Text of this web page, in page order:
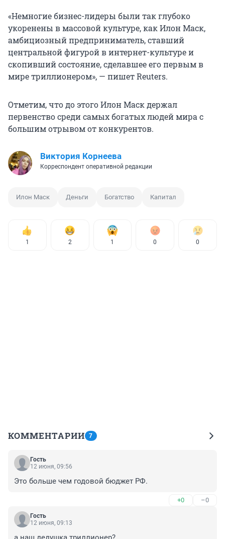
«Немногие бизнес-лидеры были так глубоко
укоренены в массовой культуре, как Илон Маск,
амбициозный предприниматель, ставший
центральной фигурой в интернет-культуре и
скопивший состояние, сделавшее его первым в
мире триллионером», — пишет Reuters.
Отметим, что до этого Илон Маск держал
первенство среди самых богатых людей мира с
большим отрывом от конкурентов.
Виктория Корнеева
Корреспондент оперативной редакции
Илон Маск Деньги Богатство Капитал
1 2 1 0 0
КОММЕНТАРИИ 7
Гость
12 июня, 09:56
Это больше чем годовой бюджет РФ.
+0 –0
Гость
12 июня, 09:13